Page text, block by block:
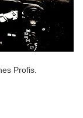
Profis.